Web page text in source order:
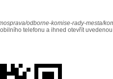
odborne-komise-rady-mesta/
telefonu a ihned otevřít